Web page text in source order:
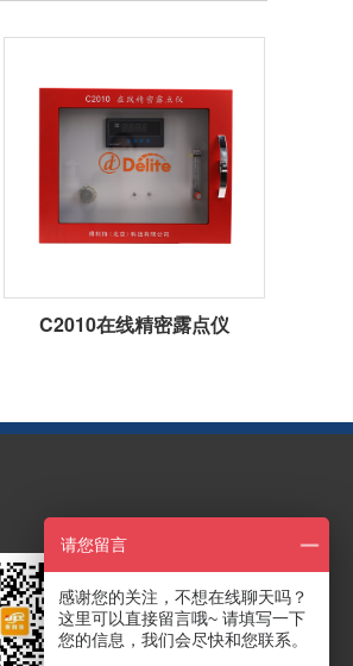
C2010在线精密露点仪
请您留言
感谢您的关注，不想在线聊天吗？
这里可以直接留言哦~ 请填写一下
您的信息，我们会尽快和您联系。